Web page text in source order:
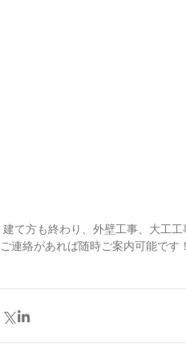
建て方も終わり、外壁工事、大工工
ご連絡があれば随時ご案内可能です！